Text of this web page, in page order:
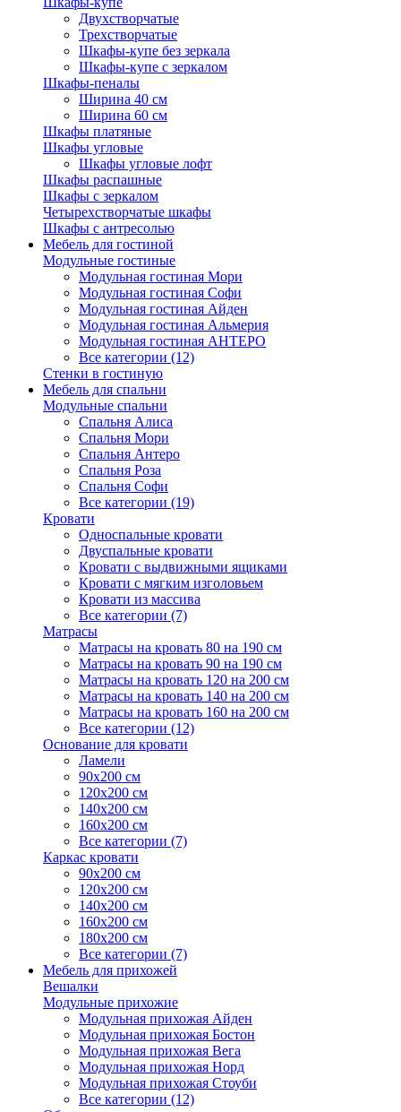
Двухстворчатые
Трехстворчатые
Шкафы-купе без зеркала
Шкафы-купе с зеркалом
Шкафы-пеналы
Ширина 40 см
Ширина 60 см
Шкафы платяные
Шкафы угловые
Шкафы угловые лофт
Шкафы распашные
Шкафы с зеркалом
Четырехстворчатые шкафы
Шкафы с антресолью
Мебель для гостиной
Модульные гостиные
Модульная гостиная Мори
Модульная гостиная Софи
Модульная гостиная Айден
Модульная гостиная Альмерия
Модульная гостиная АНТЕРО
Все категории (12)
Стенки в гостиную
Мебель для спальни
Модульные спальни
Спальня Алиса
Спальня Мори
Спальня Антеро
Спальня Роза
Спальня Софи
Все категории (19)
Кровати
Односпальные кровати
Двуспальные кровати
Кровати с выдвижными ящиками
Кровати с мягким изголовьем
Кровати из массива
Все категории (7)
Матрасы
Матрасы на кровать 80 на 190 см
Матрасы на кровать 90 на 190 см
Матрасы на кровать 120 на 200 см
Матрасы на кровать 140 на 200 см
Матрасы на кровать 160 на 200 см
Все категории (12)
Основание для кровати
Ламели
90х200 см
120х200 см
140х200 см
160х200 см
Все категории (7)
Каркас кровати
90х200 см
120х200 см
140х200 см
160х200 см
180х200 см
Все категории (7)
Мебель для прихожей
Вешалки
Модульные прихожие
Модульная прихожая Айден
Модульная прихожая Бостон
Модульная прихожая Вега
Модульная прихожая Норд
Модульная прихожая Стоуби
Все категории (12)